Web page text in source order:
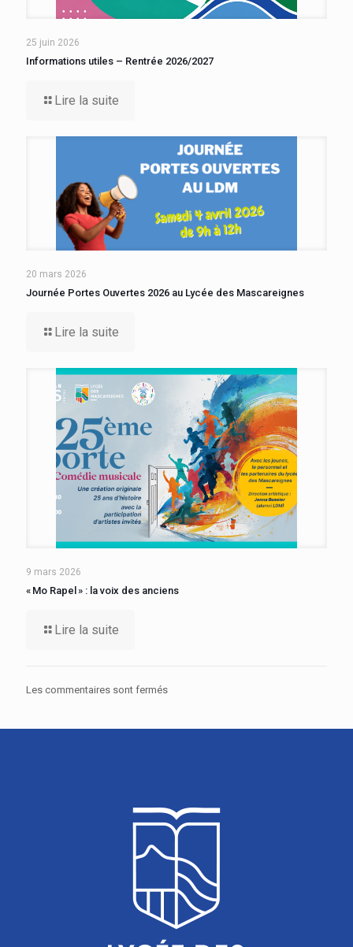
25 juin 2026
Informations utiles – Rentrée 2026/2027
Lire la suite
20 mars 2026
Journée Portes Ouvertes 2026 au Lycée des Mascareignes
Lire la suite
9 mars 2026
« Mo Rapel » : la voix des anciens
Lire la suite
Les commentaires sont fermés